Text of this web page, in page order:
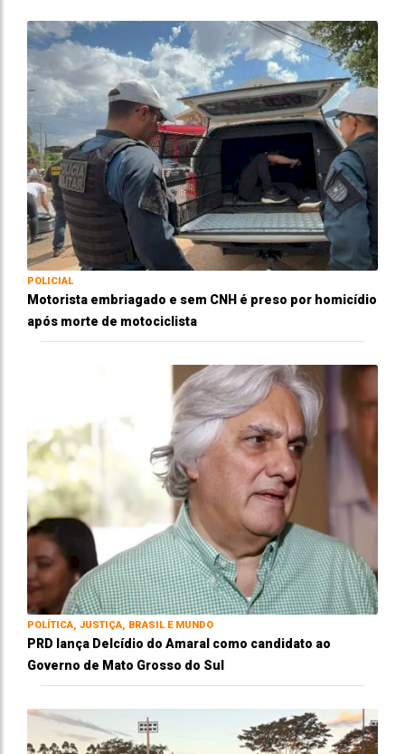
POLICIAL
Motorista embriagado e sem CNH é preso por homicídio
após morte de motociclista
POLÍTICA, JUSTIÇA, BRASIL E MUNDO
PRD lança Delcídio do Amaral como candidato ao
Governo de Mato Grosso do Sul